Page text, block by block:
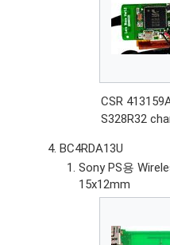
CSR
S328R32
BC4RDA13U
Sony PS용
15x12mm